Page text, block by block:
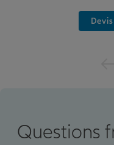
Questions